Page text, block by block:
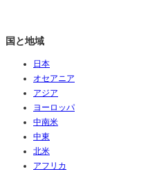
国と地域
日本
オセアニア
アジア
ヨーロッパ
中南米
中東
北米
アフリカ